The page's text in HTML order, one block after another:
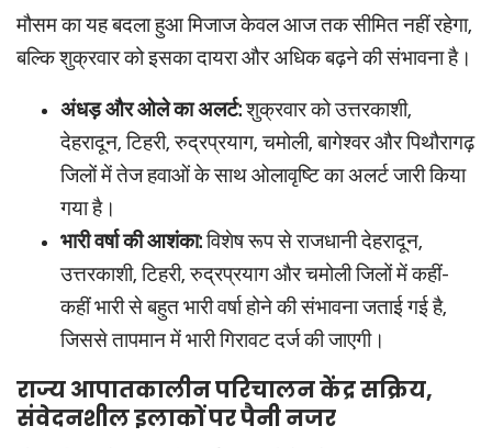
मौसम का यह बदला हुआ मिजाज केवल आज तक सीमित नहीं रहेगा,
बल्कि शुक्रवार को इसका दायरा और अधिक बढ़ने की संभावना है।
अंधड़ और ओले का अलर्ट:शुक्रवार को उत्तरकाशी,
देहरादून, टिहरी, रुद्रप्रयाग, चमोली, बागेश्वर और पिथौरागढ़
जिलों में तेज हवाओं के साथ ओलावृष्टि का अलर्ट जारी किया
गया है।
भारी वर्षा की आशंका:विशेष रूप से राजधानी देहरादून,
उत्तरकाशी, टिहरी, रुद्रप्रयाग और चमोली जिलों में कहीं-
कहीं भारी से बहुत भारी वर्षा होने की संभावना जताई गई है,
जिससे तापमान में भारी गिरावट दर्ज की जाएगी।
राज्य आपातकालीन परिचालन केंद्र सक्रिय,
संवेदनशील इलाकों पर पैनी नजर